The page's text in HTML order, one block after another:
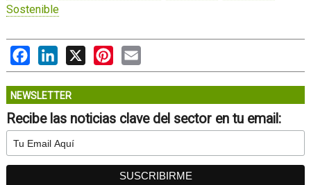
Sostenible
FacebookLinkedIn
X PinterestEmail
NEWSLETTER
Recibe las noticias clave del sector en tu email: